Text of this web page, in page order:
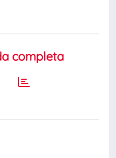
completa